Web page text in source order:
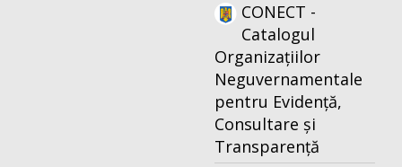
CONECT -
Catalogul
Organizațiilor
Neguvernamentale
pentru Evidență,
Consultare și
Transparență